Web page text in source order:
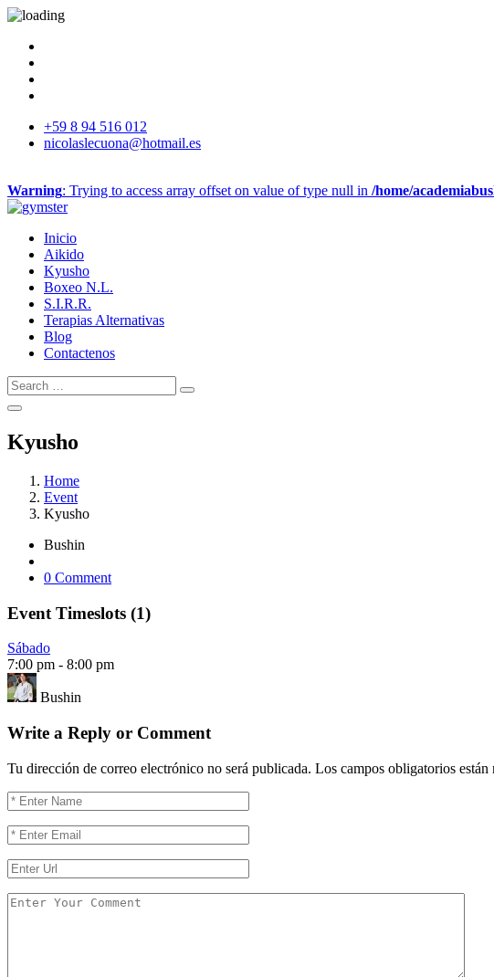
+59 8 94 516 012
nicolaslecuona@hotmail.es
Warning: Trying to access array offset on value of type null in /home/
Inicio
Aikido
Kyusho
Boxeo N.L.
S.I.R.R.
Terapias Alternativas
Blog
Contactenos
Search
for:
Search
Kyusho
Home
Event
Kyusho
Bushin
0 Comment
Event Timeslots (1)
Sábado
7:00 pm - 8:00 pm
Bushin
Write a Reply or Comment
Tu dirección de correo electrónico no será publicada. Los campos obligatorios están